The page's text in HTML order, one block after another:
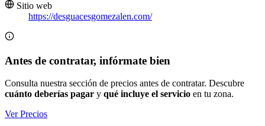
Sitio web
https://desguacesgomezalen.com/
Antes de contratar, infórmate bien
Consulta nuestra sección de precios antes de contratar. Descubre
cuánto deberías pagar y qué incluye el servicio en tu zona.
Ver Precios